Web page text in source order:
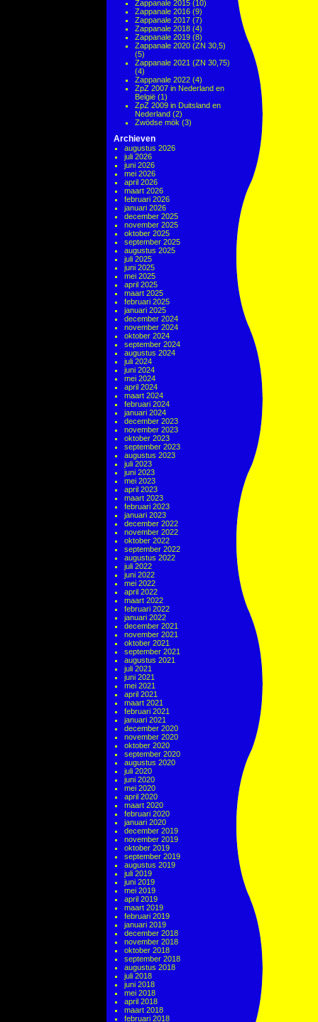
Zappanale 2015 (10)
Zappanale 2016 (9)
Zappanale 2017 (7)
Zappanale 2018 (4)
Zappanale 2019 (8)
Zappanale 2020 (ZN 30,5)
(5)
Zappanale 2021 (ZN 30,75)
(4)
Zappanale 2022 (4)
ZpZ 2007 in Nederland en
België (1)
ZpZ 2009 in Duitsland en
Nederland (2)
Zwödse mök (3)
Archieven
augustus 2026
juli 2026
juni 2026
mei 2026
april 2026
maart 2026
februari 2026
januari 2026
december 2025
november 2025
oktober 2025
september 2025
augustus 2025
juli 2025
juni 2025
mei 2025
april 2025
maart 2025
februari 2025
januari 2025
december 2024
november 2024
oktober 2024
september 2024
augustus 2024
juli 2024
juni 2024
mei 2024
april 2024
maart 2024
februari 2024
januari 2024
december 2023
november 2023
oktober 2023
september 2023
augustus 2023
juli 2023
juni 2023
mei 2023
april 2023
maart 2023
februari 2023
januari 2023
december 2022
november 2022
oktober 2022
september 2022
augustus 2022
juli 2022
juni 2022
mei 2022
april 2022
maart 2022
februari 2022
januari 2022
december 2021
november 2021
oktober 2021
september 2021
augustus 2021
juli 2021
juni 2021
mei 2021
april 2021
maart 2021
februari 2021
januari 2021
december 2020
november 2020
oktober 2020
september 2020
augustus 2020
juli 2020
juni 2020
mei 2020
april 2020
maart 2020
februari 2020
januari 2020
december 2019
november 2019
oktober 2019
september 2019
augustus 2019
juli 2019
juni 2019
mei 2019
april 2019
maart 2019
februari 2019
januari 2019
december 2018
november 2018
oktober 2018
september 2018
augustus 2018
juli 2018
juni 2018
mei 2018
april 2018
maart 2018
februari 2018